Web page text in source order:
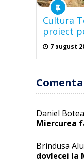
Cultura
proiect
7 august
Daniel Botea
Miercurea
Brindusa
dovlecei la